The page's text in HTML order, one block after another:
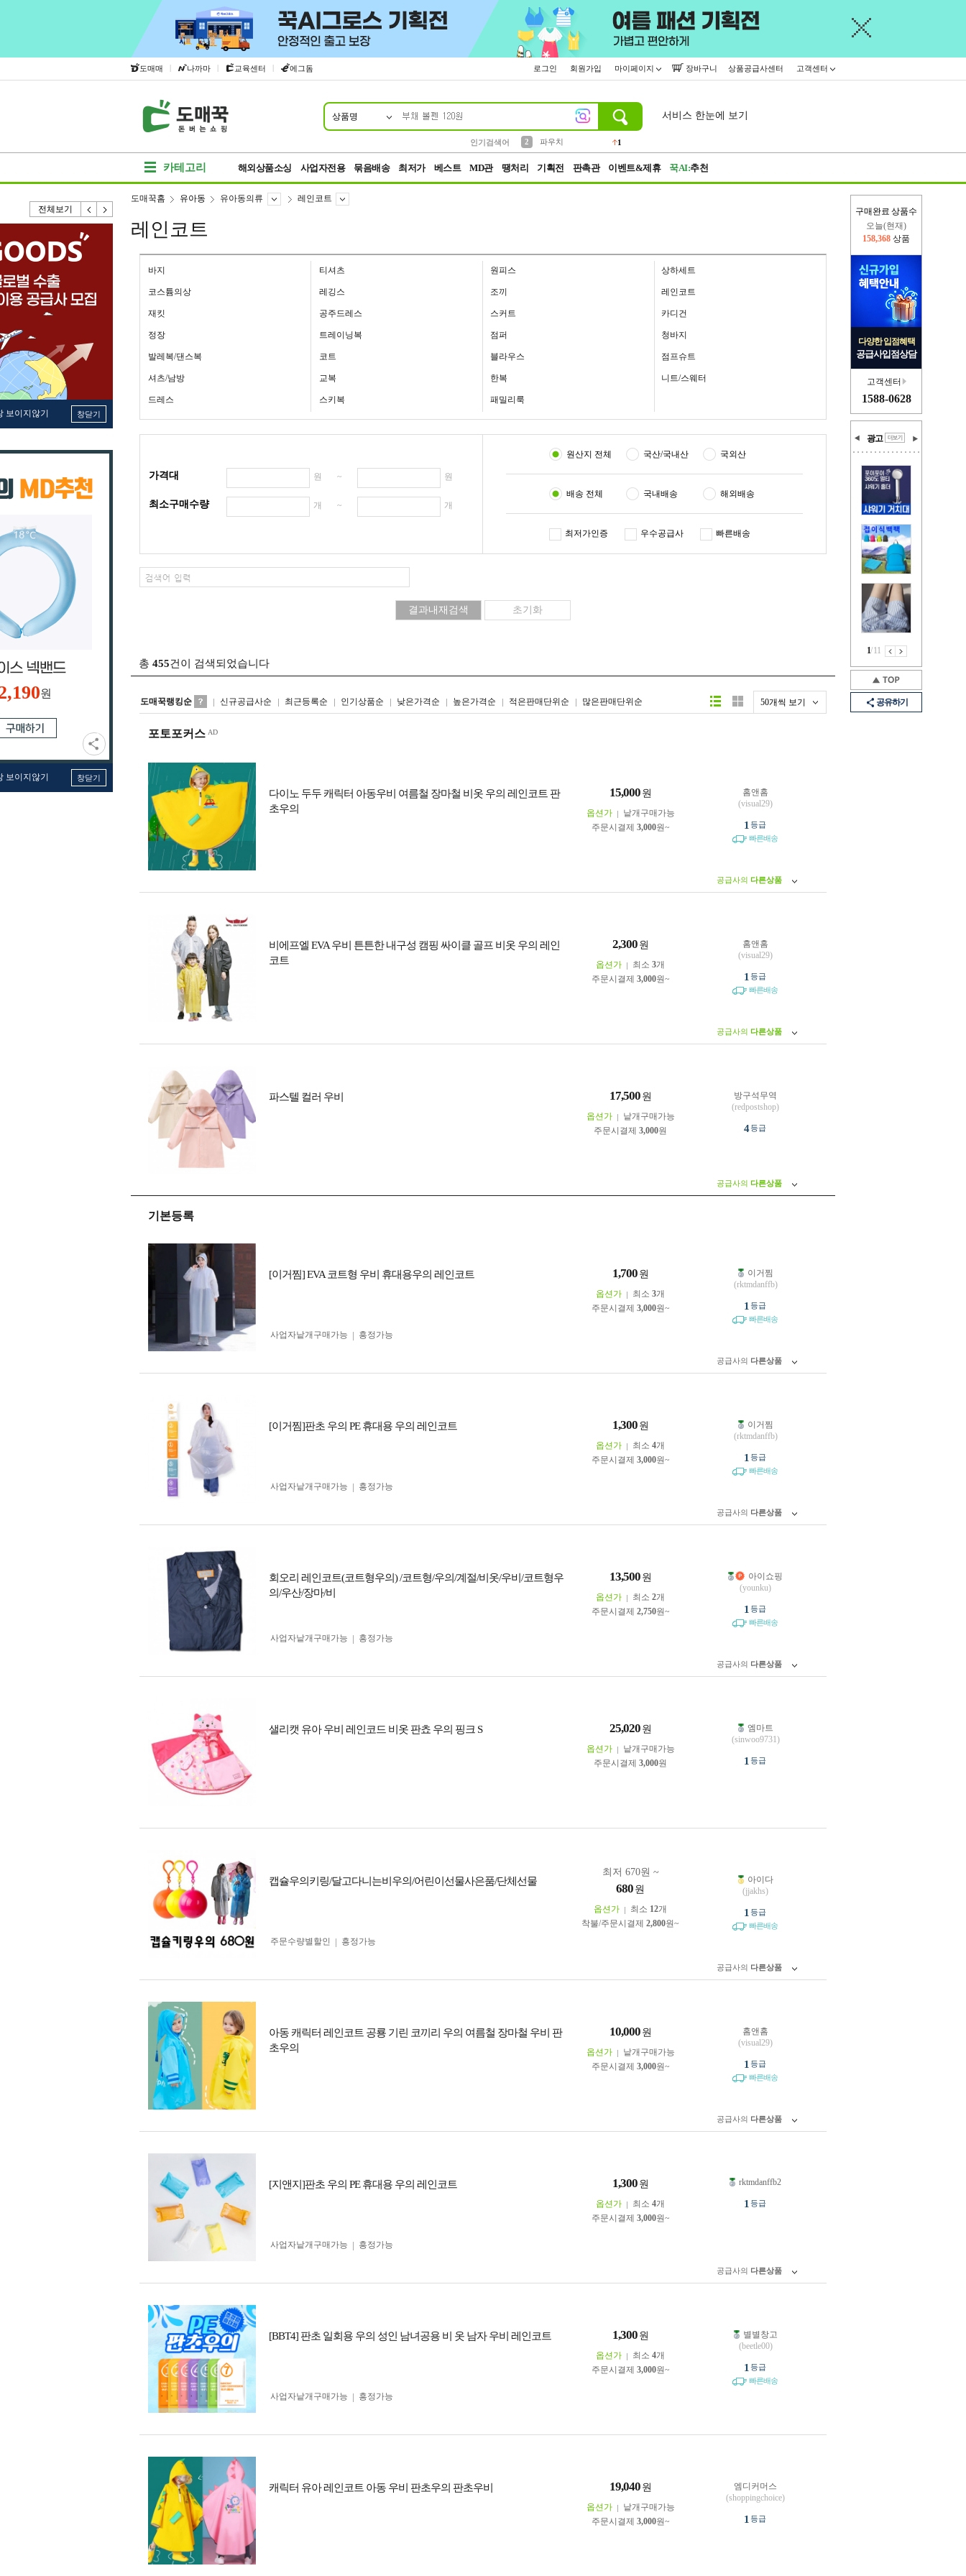
도매매 | 나까마 | 교육센터 | 에그돔 로그인 회원가입 마이페이지 장바구니 상품공급사센터 고객센터
상품명
인기검색어
2
파우치
1
서비스 한눈에 보기
카테고리 해외상품소싱 사업자전용 묶음배송 최저가 베스트 MD관 땡처리 기획전 판촉관 이벤트&제휴 꾹AI:추천
전체보기
보이지않기 창닫기
원
보이지않기 창닫기
구매완료 상품수
오늘(현재)
158,368 상품
다양한 입점혜택
공급사입점상담
고객센터
1588-0628
광고
1/11
공유하기
도매꾹홈 유아동 유아동의류 레인코트
레인코트
바지 티셔츠 원피스 상하세트
코스튬의상 레깅스 조끼 레인코트
재킷 공주드레스 스커트 카디건
정장 트레이닝복 점퍼 청바지
발레복/댄스복 코트 블라우스 점프슈트
셔츠/남방 교복 한복 니트/스웨터
드레스 스키복 패밀리룩
가격대 원 ~ 원
최소구매수량 개 ~ 개
원산지 전체 국산/국내산 국외산
배송 전체 국내배송 해외배송
최저가인증 우수공급사 빠른배송
총 455건이 검색되었습니다
도매꾹랭킹순 신규공급사순 최근등록순 인기상품순 낮은가격순 높은가격순 적은판매단위순 많은판매단위순 50개씩 보기
리스트형갤러리형
포토포커스
다이노 두두 캐릭터 아동우비 여름철 장마철 비옷 우의 레인코트 판
초우의
15,000 원
옵션가
낱개구매가능
주문시결제 3,000원~
홈앤홈
(visual29)
1 등급
빠른배송
공급사의 다른상품
비에프엘 EVA 우비 튼튼한 내구성 캠핑 싸이클 골프 비옷 우의 레인
코트
2,300 원
옵션가 최소 3개
주문시결제 3,000원~
홈앤홈
(visual29)
1 등급
빠른배송
공급사의 다른상품
파스텔 컬러 우비 17,500 원
옵션가
낱개구매가능
주문시결제 3,000원
방구석무역
(redpostshop)
4등급
공급사의 다른상품
기본등록
[이거찜] EVA 코트형 우비 휴대용우의 레인코트 1,700 원
옵션가 최소 3개
주문시결제 3,000원~
사업자 낱개구매가능 흥정가능
이거찜
(rktmdanffb)
1 등급
빠른배송
공급사의 다른상품
[이거찜]판초 우의 PE 휴대용 우의 레인코트 1,300 원
옵션가 최소 4개
주문시결제 3,000원~
사업자 낱개구매가능 흥정가능
이거찜
(rktmdanffb)
1 등급
빠른배송
공급사의 다른상품
회오리 레인코트(코트형우의) /코트형/우의/계절/비옷/우비/코트형우
의/우산/장마/비
13,500 원
옵션가 최소 2개
주문시결제 2,750원~
사업자 낱개구매가능 흥정가능
아이쇼핑
(younku)
1 등급
빠른배송
공급사의 다른상품
샐리캣 유아 우비 레인코드 비옷 판쵸 우의 핑크 S 25,020 원
옵션가
낱개구매가능
주문시결제 3,000원
엠마트
(sinwoo9731)
1 등급
캡슐우의키링/달고다니는비우의/어린이선물사은품/단체선물
최저 670원 ~
680 원
옵션가 최소 12개
착불/주문시결제 2,800원~
주문수량별할인
흥정가능
아이다
(jjakhs)
1 등급
빠른배송
공급사의 다른상품
아동 캐릭터 레인코트 공룡 기린 코끼리 우의 여름철 장마철 우비 판
초우의
10,000 원
옵션가
낱개구매가능
주문시결제 3,000원~
홈앤홈
(visual29)
1 등급
빠른배송
공급사의 다른상품
[지앤지]판초 우의 PE 휴대용 우의 레인코트 1,300 원
옵션가 최소 4개
주문시결제 3,000원~
사업자 낱개구매가능 흥정가능
rktmdanffb2
1 등급
공급사의 다른상품
[BBT4] 판초 일회용 우의 성인 남녀공용 비 옷 남자 우비 레인코트 1,300 원
옵션가 최소 4개
주문시결제 3,000원~
사업자 낱개구매가능 흥정가능
별별창고
(beetle00)
1 등급
빠른배송
캐릭터 유아 레인코트 아동 우비 판초우의 판초우비 19,040 원
옵션가
낱개구매가능
주문시결제 3,000원~
엠디커머스
(shoppingchoice)
1 등급